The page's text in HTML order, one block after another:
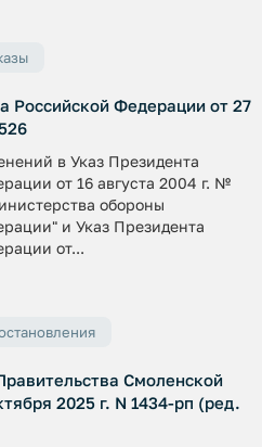
Российской Федерации от 27
в Указ Президента
от 16 августа 2004 г. №
обороны
и Указ Президента
от...
Смоленской
2025 г. N 1434-рп (ред.